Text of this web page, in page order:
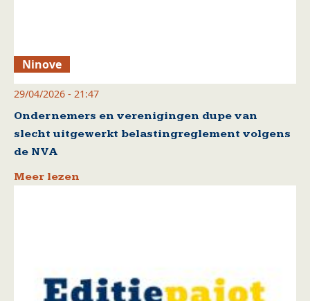
Ninove
29/04/2026 - 21:47
Ondernemers en verenigingen dupe van
slecht uitgewerkt belastingreglement volgens
de NVA
Meer lezen